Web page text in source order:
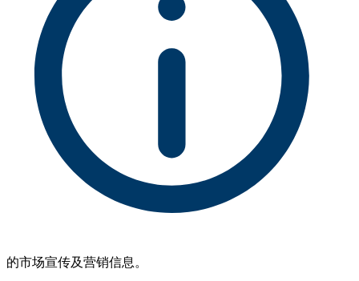
的市场宣传及营销信息。